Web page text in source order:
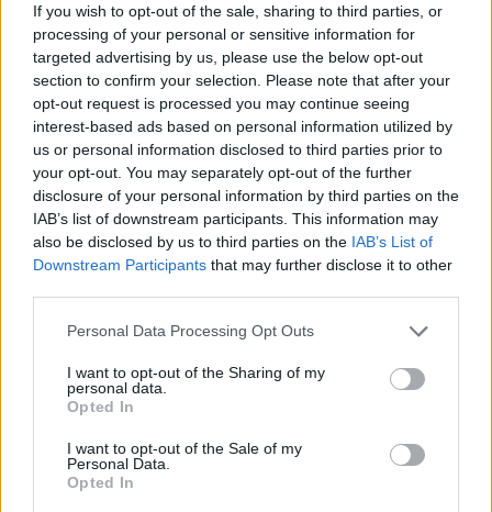
If you wish to opt-out of the sale, sharing to third parties, or
processing of your personal or sensitive information for
targeted advertising by us, please use the below opt-out
section to confirm your selection. Please note that after your
opt-out request is processed you may continue seeing
interest-based ads based on personal information utilized by
us or personal information disclosed to third parties prior to
your opt-out. You may separately opt-out of the further
disclosure of your personal information by third parties on the
IAB’s list of downstream participants. This information may
also be disclosed by us to third parties on the IAB’s List of
Downstream Participants that may further disclose it to other
Personal Data Processing Opt Outs
I want to opt-out of the Sharing of my
personal data.
Opted In
I want to opt-out of the Sale of my
Personal Data.
Opted In
så har jag tjuvstartat med ännu mera adventsmys.
Varför vänta och längta när man bara kan plocka fram
det och njuta av pyntet länge liksom.
Hur gör ni med julgranen ? Går ni och väntar enda fram
till den 23:e innan ni tar in den? Eller är ni som jag som
vill hinna se mig mätt på den ordentligt innan den åker ut
igen?